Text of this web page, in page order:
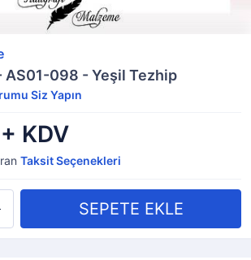
AS01-098 - Yeşil Tezhip
Siz Yapın
KDV
Taksit Seçenekleri